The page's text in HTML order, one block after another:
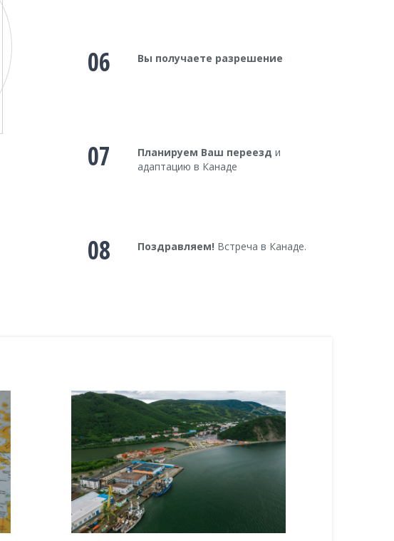
06 Вы получаете разрешение
07 Планируем Ваш переезд и
адаптацию в Канаде
08 Поздравляем! Встреча в Канаде.